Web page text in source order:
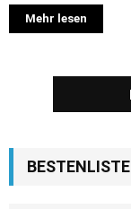
Mehr lesen
BESTENLISTE